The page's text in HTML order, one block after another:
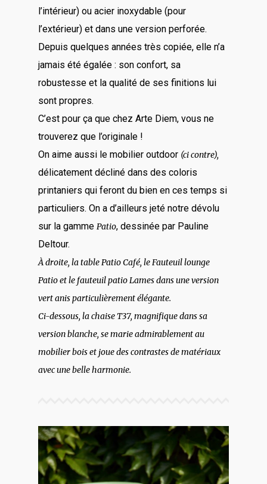
l’intérieur) ou acier inoxydable (pour
l’extérieur) et dans une version perforée.
Depuis quelques années très copiée, elle n’a
jamais été égalée : son confort, sa
robustesse et la qualité de ses finitions lui
sont propres.
C’est pour ça que chez Arte Diem, vous ne
trouverez que l’originale !
On aime aussi le mobilier outdoor (ci contre),
délicatement décliné dans des coloris
printaniers qui feront du bien en ces temps si
particuliers. On a d’ailleurs jeté notre dévolu
sur la gammePatio, dessinée par Pauline
Deltour.
À droite, la table Patio Café, le Fauteuil lounge
Patio et le fauteuil patio Lames dans une version
vert anis particulièrement élégante.
Ci-dessous, la chaise T37, magnifique dans sa
version blanche, se marie admirablement au
mobilier bois et joue des contrastes de matériaux
avec une belle harmonie.